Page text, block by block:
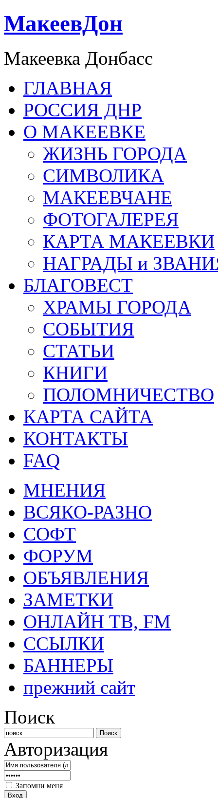
МакеевДон
Макеевка Донбасс
ГЛАВНАЯ
РОССИЯ ДНР
О МАКЕЕВКЕ
ЖИЗНЬ ГОРОДА
СИМВОЛИКА
МАКЕЕВЧАНЕ
ФОТОГАЛЕРЕЯ
КАРТА МАКЕЕВКИ
НАГРАДЫ и
БЛАГОВЕСТ
ХРАМЫ ГОРОДА
СОБЫТИЯ
СТАТЬИ
КНИГИ
ПОЛОМНИЧЕСТВО
КАРТА САЙТА
КОНТАКТЫ
FAQ
МНЕНИЯ
ВСЯКО-РАЗНО
СОФТ
ФОРУМ
ОБЪЯВЛЕНИЯ
ЗАМЕТКИ
ОНЛАЙН ТВ, FM
ССЫЛКИ
БАННЕРЫ
прежний сайт
Поиск
Авторизация
Запомни меня